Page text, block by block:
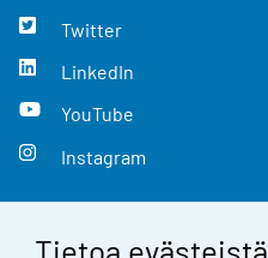
Tietoa evästeistä
Twitter
LinkedIn
YouTube
Instagram